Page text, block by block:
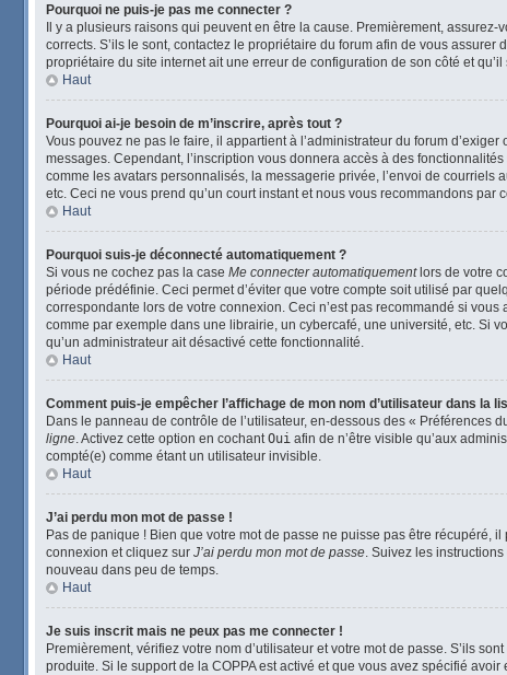
Pourquoi ne puis-je pas me connecter ?
Il y a plusieurs raisons qui peuvent en être la cause. Premièrement,
corrects. S’ils le sont, contactez le propriétaire du forum afin de vous
propriétaire du site internet ait une erreur de configuration de son côté et
Haut
Pourquoi ai-je besoin de m’inscrire, après tout ?
Vous pouvez ne pas le faire, il appartient à l’administrateur du forum
messages. Cependant, l’inscription vous donnera accès à des
comme les avatars personnalisés, la messagerie privée, l’envoi de courriels
etc. Ceci ne vous prend qu’un court instant et nous vous recommandons par
Haut
Pourquoi suis-je déconnecté automatiquement ?
Si vous ne cochez pas la case Me connecter automatiquementlors de votre
période prédéfinie. Ceci permet d’éviter que votre compte soit utilisé par
correspondante lors de votre connexion. Ceci n’est pas recommandé si
comme par exemple dans une librairie, un cybercafé, une université, etc. Si
qu’un administrateur ait désactivé cette fonctionnalité.
Haut
Comment puis-je empêcher l’affichage de mon nom d’utilisateur dans la
Dans le panneau de contrôle de l’utilisateur, en-dessous des « Préférences
ligne. Activez cette option en cochantOui afin de n’être visible qu’aux
compté(e) comme étant un utilisateur invisible.
Haut
J’ai perdu mon mot de passe !
Pas de panique ! Bien que votre mot de passe ne puisse pas être récupéré,
connexion et cliquez sur J’ai perdu mon mot de passe. Suivez les
nouveau dans peu de temps.
Haut
Je suis inscrit mais ne peux pas me connecter !
Premièrement, vérifiez votre nom d’utilisateur et votre mot de passe. S’ils
produite. Si le support de la COPPA est activé et que vous avez spécifié